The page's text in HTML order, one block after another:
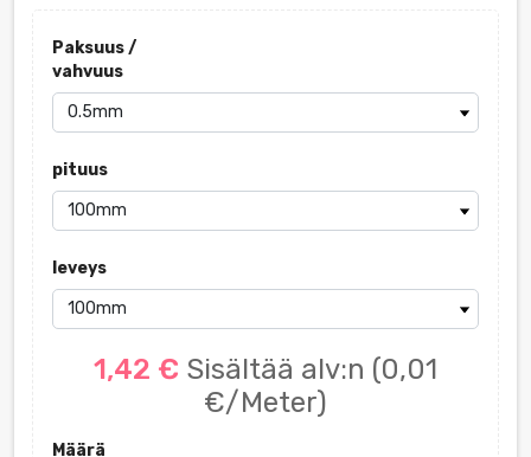
Paksuus /
vahvuus
pituus
leveys
1,42 € Sisältää alv:n (0,01
€/Meter)
Määrä